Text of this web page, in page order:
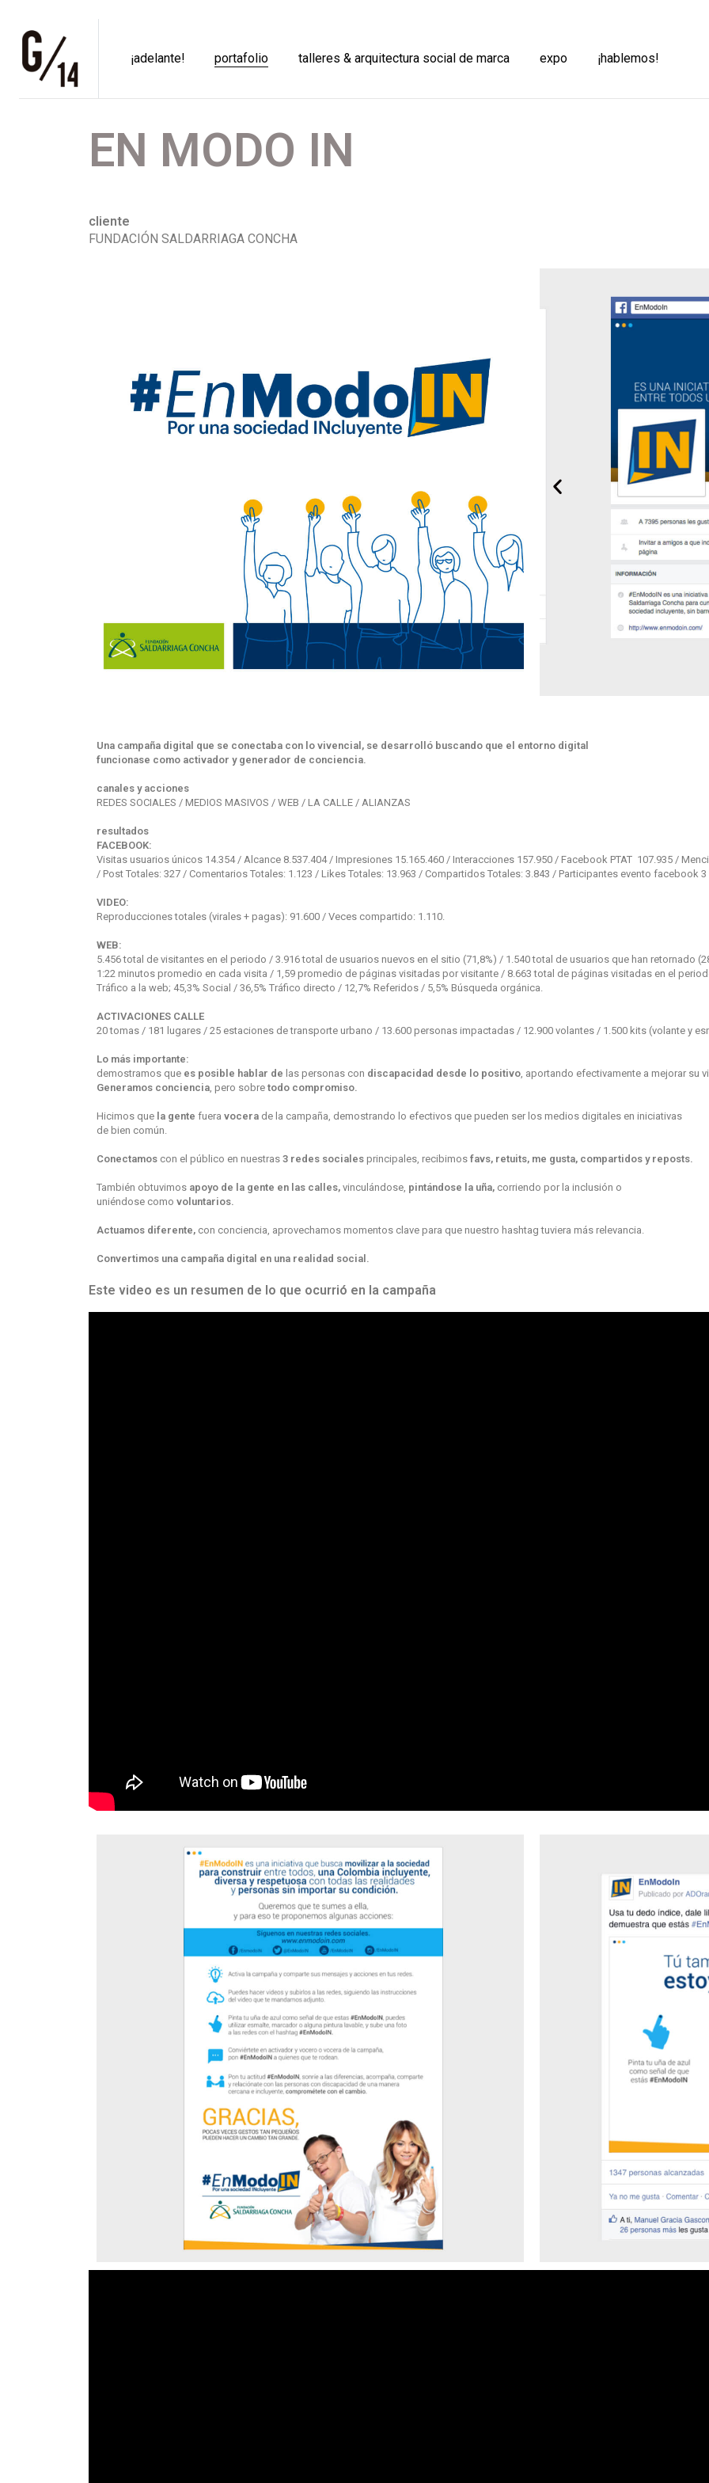
¡adelante! portafolio talleres & arquitectura social de marca expo ¡hablemos!
EN MODO IN
cliente
FUNDACIÓN SALDARRIAGA CONCHA
Una campaña digital que se conectaba con lo vivencial, se desarrolló buscando que el entorno digital
funcionase como activador y generador de conciencia.
canales y acciones
REDES SOCIALES / MEDIOS MASIVOS / WEB / LA CALLE / ALIANZAS
resultados
FACEBOOK:
Visitas usuarios únicos 14.354 / Alcance 8.537.404 / Impresiones 15.165.460 / Interacciones 157.950 / Facebook PTAT 107.935 /
/ Post Totales: 327 / Comentarios Totales: 1.123 / Likes Totales: 13.963 / Compartidos Totales: 3.843 / Participantes evento facebook
VIDEO:
Reproducciones totales (virales + pagas): 91.600 / Veces compartido: 1.110.
WEB:
5.456 total de visitantes en el periodo / 3.916 total de usuarios nuevos en el sitio (71,8%) / 1.540 total de usuarios que han retornado
1:22 minutos promedio en cada visita / 1,59 promedio de páginas visitadas por visitante / 8.663 total de páginas visitadas en el
Tráfico a la web; 45,3% Social / 36,5% Tráfico directo / 12,7% Referidos / 5,5% Búsqueda orgánica.
ACTIVACIONES CALLE
20 tomas / 181 lugares / 25 estaciones de transporte urbano / 13.600 personas impactadas / 12.900 volantes / 1.500 kits (volante y
Lo más importante:
demostramos que es posible hablar de las personas con discapacidad desde lo positivo, aportando efectivamente a mejorar su
Generamos conciencia, pero sobre todo compromiso.
Hicimos que la gente fuera vocera de la campaña, demostrando lo efectivos que pueden ser los medios digitales en iniciativas
de bien común.
Conectamos con el público en nuestras 3 redes sociales principales, recibimos favs, retuits, me gusta, compartidos y reposts.
También obtuvimos apoyo de la gente en las calles, vinculándose, pintándose la uña, corriendo por la inclusión o
uniéndose como voluntarios.
Actuamos diferente, con conciencia, aprovechamos momentos clave para que nuestro hashtag tuviera más relevancia.
Convertimos una campaña digital en una realidad social.
Este video es un resumen de lo que ocurrió en la campaña